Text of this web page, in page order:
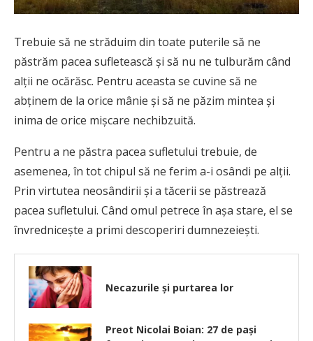
Trebuie să ne străduim din toate puterile să ne
păstrăm pacea sufletească şi să nu ne tulburăm când
alţii ne ocărăsc. Pentru aceasta se cuvine să ne
abţinem de la orice mânie şi să ne păzim mintea şi
inima de orice mişcare nechibzuită.
Pentru a ne păstra pacea sufletului trebuie, de
asemenea, în tot chipul să ne ferim a-i osândi pe alţii.
Prin virtutea neosândirii şi a tăcerii se păstrează
pacea sufletului. Când omul petrece în aşa stare, el se
învredniceşte a primi descoperiri dumnezeieşti.
Necazurile și purtarea lor
Preot Nicolai Boian: 27 de paşi